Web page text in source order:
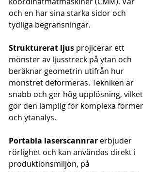
och en har sina starka sidor och
tydliga begränsningar.
Strukturerat ljus projicerar ett
mönster av ljusstreck på ytan och
beräknar geometrin utifrån hur
mönstret deformeras. Tekniken är
snabb och ger hög upplösning, vilket
gör den lämplig för komplexa former
och ytanalys.
Portabla laserscannrar erbjuder
rörlighet och kan användas direkt i
produktionsmiljön, på